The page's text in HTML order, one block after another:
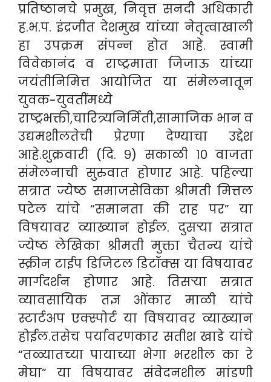
प्रतिष्ठानचे प्रमुख, निवृत्त सनदी अधिकारी
ह.भ.प. इंद्रजीत देशमुख यांच्या नेतृत्वाखाली
हा उपक्रम संपन्न होत आहे. स्वामी
विवेकानंद व राष्ट्रमाता जिजाऊ यांच्या
जयंतीनिमित्त आयोजित या संमेलनातून
युवक-युवतींमध्ये
राष्ट्रभक्ती,चारित्र्यनिर्मिती,सामाजिक भान व
उद्यमशीलतेची प्रेरणा देण्याचा उद्देश
आहे.शुक्रवारी (दि. ९) सकाळी १० वाजता
संमेलनाची सुरुवात होणार आहे. पहिल्या
सत्रात ज्येष्ठ समाजसेविका श्रीमती मित्तल
पटेल यांचे “समानता की राह पर” या
विषयावर व्याख्यान होईल. दुसऱ्या सत्रात
ज्येष्ठ लेखिका श्रीमती मुक्ता चैतन्य यांचे
स्क्रीन टाईप डिजिटल डिटॉक्स या विषयावर
मार्गदर्शन होणार आहे. तिसऱ्या सत्रात
व्यावसायिक तज्ञ ओंकार माळी यांचे
स्टार्टअप एक्स्पोर्ट या विषयावर व्याख्यान
होईल.तसेच पर्यावरणकार सतीश खाडे यांचे
“तळ्यातच्या पायाच्या भेगा भरशील का रे
मेघा” या विषयावर संवेदनशील मांडणी